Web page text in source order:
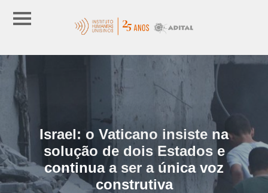
Israel: o Vaticano insiste na
solução de dois Estados e
continua a ser a única voz
construtiva